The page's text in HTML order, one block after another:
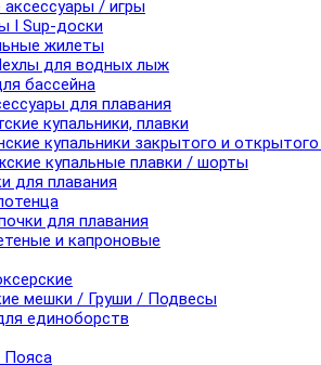
/ игры
I Sup-доски
жилеты
для водных лыж
бассейна
для плавания
купальники, плавки
купальники закрытого и
купальные плавки / шорты
для плавания
для плавания
и капроновые
мешки / Груши / Подвесы
единоборств